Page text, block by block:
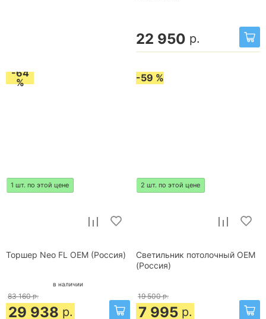
22 950 р.
-64
%
1 шт. по этой цене
Торшер Neo FL OEM (Россия)
в наличии
83 160 р.
29 938 р.
-59 %
2 шт. по этой цене
Светильник потолочный OEM
(Россия)
19 500 р.
7 995 р.